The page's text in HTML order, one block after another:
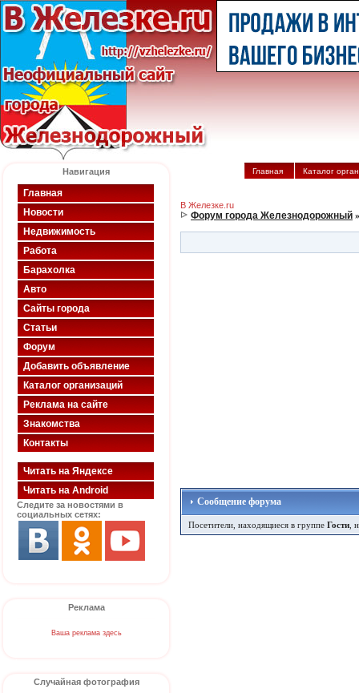
Навигация
Главная
Новости
Недвижимость
Работа
Барахолка
Авто
Сайты города
Статьи
Форум
Добавить объявление
Каталог организаций
Реклама на сайте
Знакомства
Контакты
Читать на Яндексе
Читать на Android
Следите за новостями в
социальных сетях:
Реклама
Ваша реклама здесь
Случайная фотография
Главная Каталог
В Железке.ru
Форум города Железнодорожный
Сообщение форума
Посетители, находящиеся в группе Гости ,